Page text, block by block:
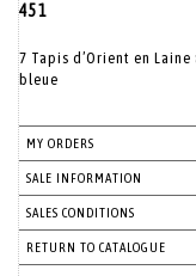
451
7 Tapis d’Orient en
bleue
MY ORDERS
SALE INFORMATION
SALES CONDITIONS
RETURN TO CATALOGUE